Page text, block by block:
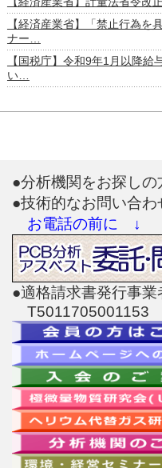
【経済産業省】「禁止行為を
ナー…
【国税庁】令和9年1月以降
い…
●分析機関をお探しの
●技術的なお問い合わ
お電話の前に ↓
●適格請求書発行事業
T5011705001153